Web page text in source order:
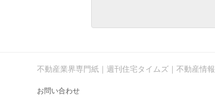
不動産業界専門紙｜週刊住宅タイムズ｜不動産情報
お問い合わせ